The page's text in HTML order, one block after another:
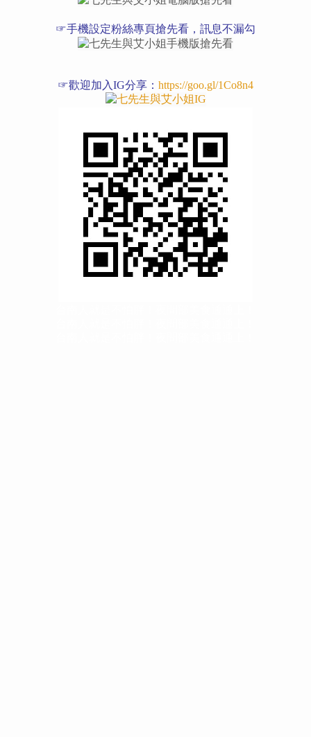
☞手機設定粉絲專頁搶先看，訊息不漏勾
☞歡迎加入IG分享： https://goo.gl/1Co8n4